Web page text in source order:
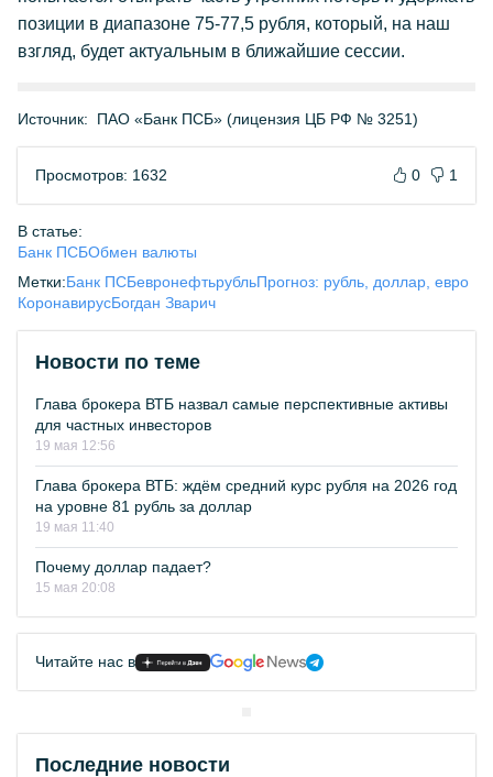
позиции в диапазоне 75-77,5 рубля, который, на наш
взгляд, будет актуальным в ближайшие сессии.
Источник: ПАО «Банк ПСБ» (лицензия ЦБ РФ № 3251)
Просмотров: 1632 0 1
В статье:
Банк ПСБОбмен валюты
Метки:Банк ПСБевронефтьрубльПрогноз: рубль, доллар, евро
КоронавирусБогдан Зварич
Новости по теме
Глава брокера ВТБ назвал самые перспективные активы
для частных инвесторов
19 мая 12:56
Глава брокера ВТБ: ждём средний курс рубля на 2026 год
на уровне 81 рубль за доллар
19 мая 11:40
Почему доллар падает?
15 мая 20:08
Читайте нас в
Последние новости